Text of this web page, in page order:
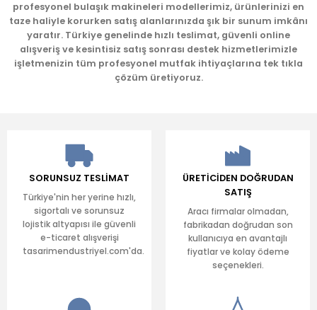
Gönder
profesyonel bulaşık makineleri modellerimiz, ürünlerinizi en
taze haliyle korurken satış alanlarınızda şık bir sunum imkânı
yaratır. Türkiye genelinde hızlı teslimat, güvenli online
alışveriş ve kesintisiz satış sonrası destek hizmetlerimizle
işletmenizin tüm profesyonel mutfak ihtiyaçlarına tek tıkla
çözüm üretiyoruz.
SORUNSUZ TESLİMAT
Türkiye'nin her yerine hızlı,
sigortalı ve sorunsuz
lojistik altyapısı ile güvenli
e-ticaret alışverişi
tasarimendustriyel.com'da.
ÜRETİCİDEN DOĞRUDAN
SATIŞ
Aracı firmalar olmadan,
fabrikadan doğrudan son
kullanıcıya en avantajlı
fiyatlar ve kolay ödeme
seçenekleri.